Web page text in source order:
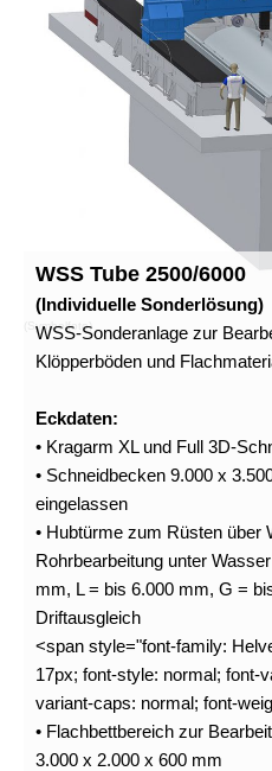
(Symbolfoto)
WSS Tube 2500/6000
(Individuelle Sonderlösung)
WSS-Sonderanlage zur
Klöpperböden und
Eckdaten:
• Kragarm XL und Full 3D-
• Schneidbecken 9.000 x
eingelassen
• Hubtürme zum Rüsten über
Rohrbearbeitung unter
mm, L = bis 6.000 mm, G =
Driftausgleich
<span style="font-family:
17px; font-style: normal; font-
variant-caps: normal; font-
• Flachbettbereich zur
3.000 x 2.000 x 600 mm